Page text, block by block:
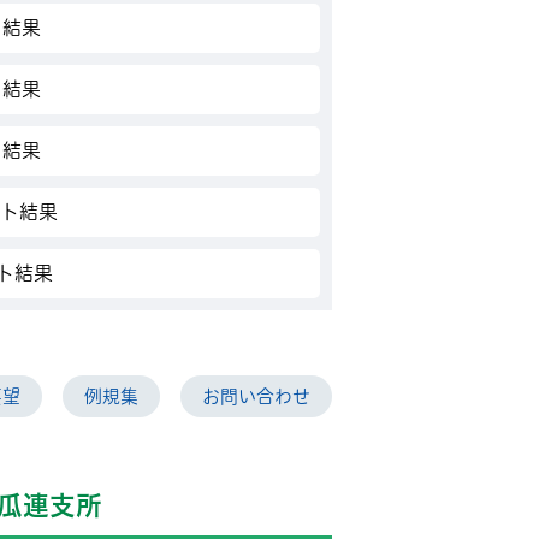
果
果
果
結果
結果
例規集 お問い合わせ
連支所